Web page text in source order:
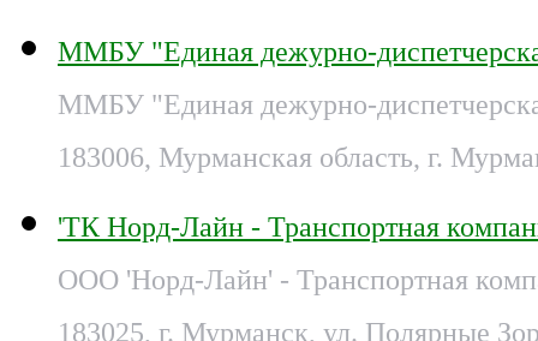
ММБУ "Единая дежурно-
ММБУ "Единая дежурно-
183006, Мурманская область, г.
'ТК Норд-Лайн - Транспортная
ООО 'Норд-Лайн' - Транспортная
183025, г. Мурманск, ул. Полярные